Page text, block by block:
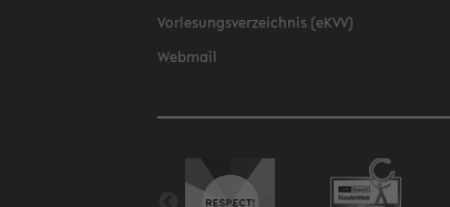
Vorlesungsverzeichnis (eKVV)
Webmail